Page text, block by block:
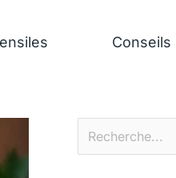
Conseils